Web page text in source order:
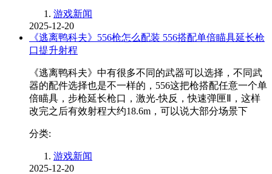
游戏新闻
2025-12-20
《逃离鸭科夫》556枪怎么配装 556搭配单倍瞄具延长枪
口提升射程
《逃离鸭科夫》中有很多不同的武器可以选择，不同武
器的配件选择也是不一样的，556这把枪搭配任意一个单
倍瞄具，步枪延长枪口，激光-快反，快速弹匣Ⅱ，这样
改完之后有效射程大约18.6m，可以说大部分场景下
分类:
游戏新闻
2025-12-20